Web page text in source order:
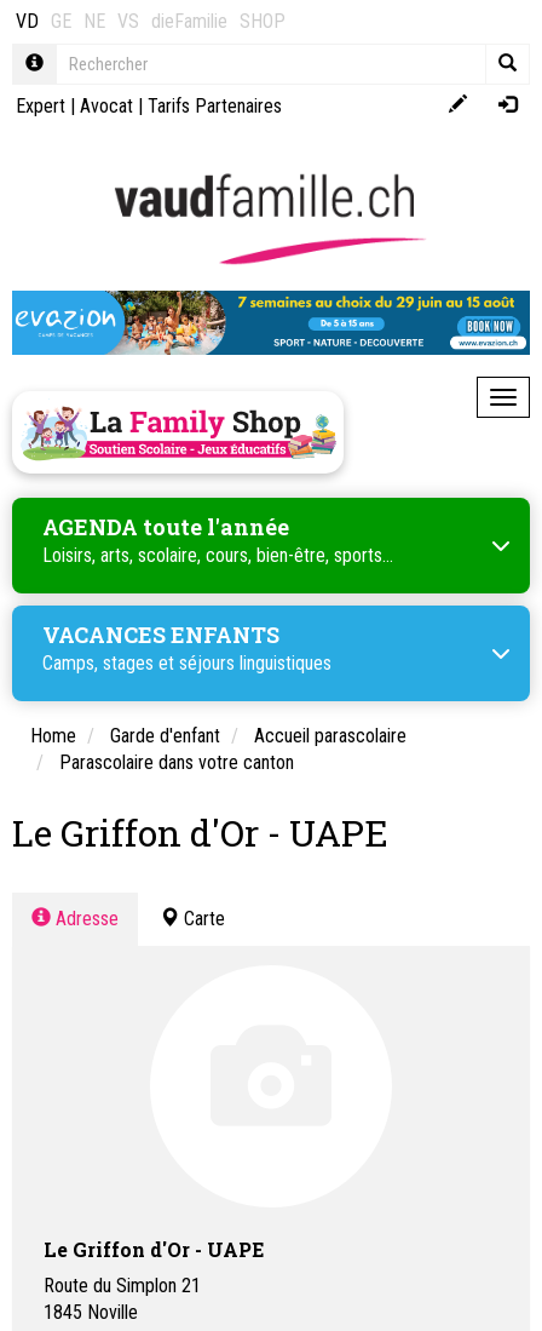
VD GE NE VS dieFamilie SHOP
Expert | Avocat | Tarifs Partenaires
AGENDA toute l'année
Loisirs, arts, scolaire, cours, bien-être, sports...
VACANCES ENFANTS
Camps, stages et séjours linguistiques
Home Garde d'enfant
Accueil parascolaire
Parascolaire dans votre canton
Le Griffon d'Or - UAPE
Adresse Carte
Le Griffon d'Or - UAPE
Route du Simplon 21
1845 Noville